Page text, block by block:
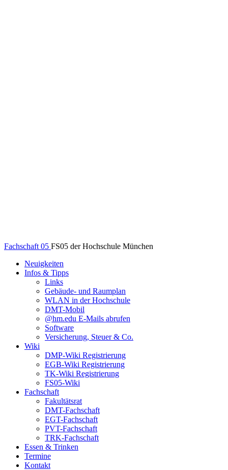
Fachschaft 05 FS05 der Hochschule München
Neuigkeiten
Infos & Tipps
Links
Gebäude- und Raumplan
WLAN in der Hochschule
DMT-Mobil
@hm.edu E-Mails abrufen
Software
Versicherung, Steuer & Co.
Wiki
DMP-Wiki Registrierung
EGB-Wiki Registrierung
TK-Wiki Registrierung
FS05-Wiki
Fachschaft
Fakultätsrat
DMT-Fachschaft
EGT-Fachschaft
PVT-Fachschaft
TRK-Fachschaft
Essen & Trinken
Termine
Kontakt